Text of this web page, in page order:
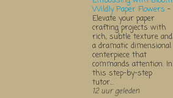
Wildly Paper Flowers -
Elevate your paper
crafting projects with
rich, subtle texture and
a dramatic dimensional
centerpiece that
commands attention. In
this step-by-step
tutor...
12 uur geleden